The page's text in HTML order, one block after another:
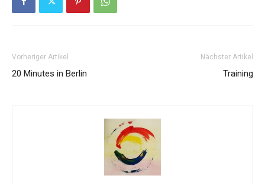
Vorheriger Artikel
20 Minutes in Berlin
Nächster Artikel
Training